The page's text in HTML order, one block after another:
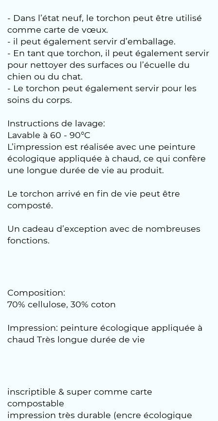
- Dans l’état neuf, le torchon peut être utilisé
comme carte de vœux.
- il peut également servir d’emballage.
- En tant que torchon, il peut également servir
pour nettoyer des surfaces ou l’écuelle du
chien ou du chat.
- Le torchon peut également servir pour les
soins du corps.
Instructions de lavage:
Lavable à 60 - 90°C
L’impression est réalisée avec une peinture
écologique appliquée à chaud, ce qui confère
une longue durée de vie au produit.
Le torchon arrivé en fin de vie peut être
composté.
Un cadeau d’exception avec de nombreuses
fonctions.
Composition:
70% cellulose, 30% coton
Impression: peinture écologique appliquée à
chaud Très longue durée de vie
inscriptible & super comme carte
compostable
impression très durable (encre écologique